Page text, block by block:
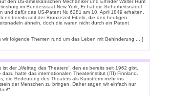
den US-amerikanischen Mechaniker und Erfinder Walter Hunt
im Bundesstaat New York, Er hat die Sicherheitsnadel
und dafür das US-Patent Nr. 6281 am 10. April 1849 erhalten.
es bereits seit der Bronzezeit Fibeln, die den heutigen
ähneln, doch die waren nicht durch ein Patent
folgende Themen rund um das Leben mit Behinderung ... [
ist der „Welttag des Theaters“, den es bereits seit 1962 gibt.
dazu hatte das internationalen Theaterinstitut (ITI) Finnland.
die Bedeutung des Theaters als Kunstform mehr ins
der Menschen zu bringen. Daher sagen wir einfach nur,